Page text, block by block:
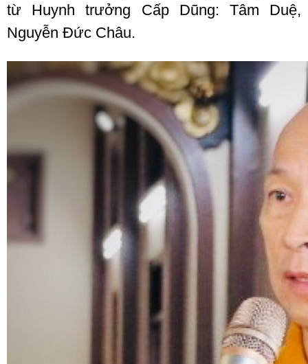
từ Huynh trưởng Cấp Dũng: Tâm Duệ,
Nguyễn Đức Châu.